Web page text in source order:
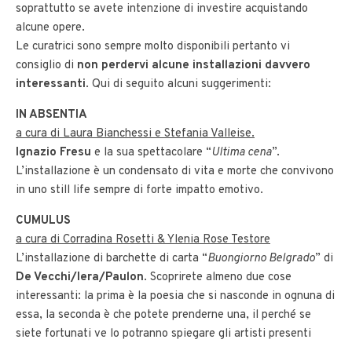
soprattutto se avete intenzione di investire acquistando
alcune opere.
Le curatrici sono sempre molto disponibili pertanto vi
consiglio di non perdervi alcune installazioni davvero
interessanti. Qui di seguito alcuni suggerimenti:
IN ABSENTIA
a cura di Laura Bianchessi e Stefania Valleise.
Ignazio Fresu e la sua spettacolare “Ultima cena”.
L’installazione è un condensato di vita e morte che convivono
in uno still life sempre di forte impatto emotivo.
CUMULUS
a cura di Corradina Rosetti & Ylenia Rose Testore
L’installazione di barchette di carta “Buongiorno Belgrado” di
De Vecchi/Iera/Paulon. Scoprirete almeno due cose
interessanti: la prima è la poesia che si nasconde in ognuna di
essa, la seconda è che potete prenderne una, il perché se
siete fortunati ve lo potranno spiegare gli artisti presenti